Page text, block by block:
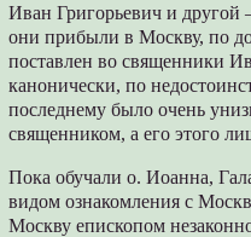
Иван Григорьевич и другой
они прибыли в Москву, по
поставлен во священники
канонически, по
последнему было очень
священником, а его этого
Пока обучали о. Иоанна,
видом ознакомления с
Москву епископом